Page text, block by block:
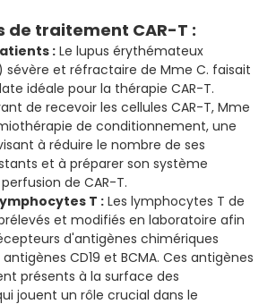
de traitement CAR-T :
:Le lupus érythémateux
sévère et réfractaire de Mme C. faisait
idéale pour la thérapie CAR-T.
de recevoir les cellules CAR-T, Mme
de conditionnement, une
à réduire le nombre de ses
et à préparer son système
de CAR-T.
T :Les lymphocytes T de
et modifiés en laboratoire afin
d'antigènes chimériques
CD19 et BCMA. Ces antigènes
présents à la surface des
jouent un rôle crucial dans le